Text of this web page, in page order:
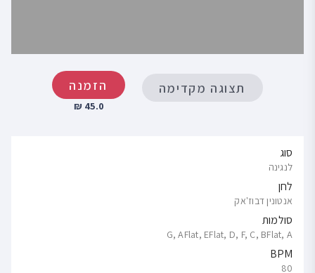
תצוגה מקדימה הזמנה
45.0 ₪
סוג
לנגינה
לחן
אנטונין דבוז'אק
סולמות
G, AFlat, EFlat, D, F, C, BFlat, A
BPM
80